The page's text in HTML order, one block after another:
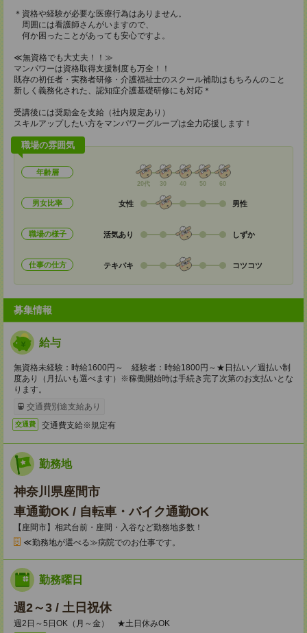
＊資格や経験が必要な医療行為はありません。
周囲には看護師さんがいますので、
何か困ったことがあっても安心ですよ。
≪無資格でも大丈夫！！≫
マンパワーは資格取得支援制度も万全！！
既存の初任者・実務者研修・介護福祉士のスクール補助はもちろんのこと
新しく義務化された、認知症介護基礎研修にも対応＊
受講後には奨励金を支給（社内規定あり）
スキルアップしたい方をマンパワーグループは全力応援します！
職場の雰囲気
年齢層
20代 30 40 50 60
男女比率 女性 男性
職場の様子 活気あり しずか
仕事の仕方 テキパキ コツコツ
募集情報
給与
無資格未経験：時給1600円～ 経験者：時給1800円～★日払い／週払い制
度あり（月払いも選べます）※稼働開始時は手続き完了次第のお支払いとな
ります。
交通費別途支給あり
交通費 交通費支給※規定有
勤務地
神奈川県座間市
車通勤OK / 自転車・バイク通勤OK
【座間市】相武台前・座間・入谷など勤務地多数！
≪勤務地が選べる≫病院でのお仕事です。
勤務曜日
週2～3 / 土日祝休
週2日～5日OK（月～金） ★土日休みOK